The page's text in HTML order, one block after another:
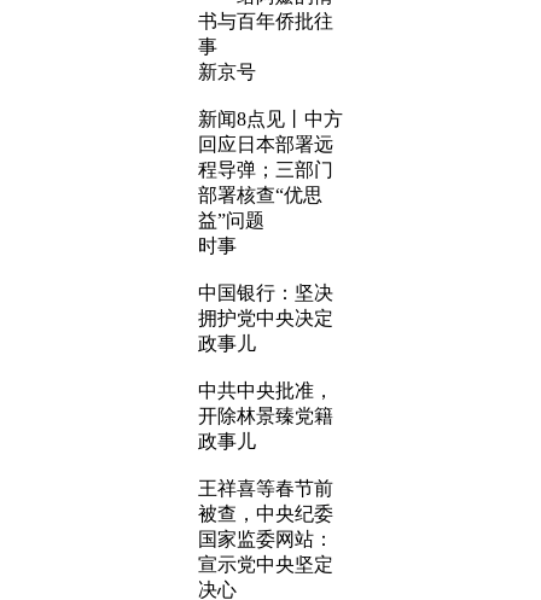
书与百年侨批往
事
新京号
新闻8点见丨中方
回应日本部署远
程导弹；三部门
部署核查“优思
益”问题
时事
中国银行：坚决
拥护党中央决定
政事儿
中共中央批准，
开除林景臻党籍
政事儿
王祥喜等春节前
被查，中央纪委
国家监委网站：
宣示党中央坚定
决心